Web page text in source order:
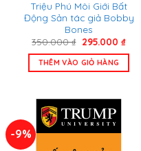
Triệu Phú Môi Giới Bất
Động Sản tác giả Bobby
Bones
350.000₫ Giá
là:
350.000 ₫.
295.000 ₫Giá
tại
THÊM VÀO GIỎ HÀNG
-9%